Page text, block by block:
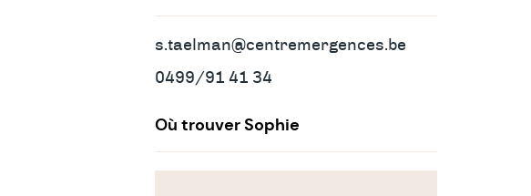
s.taelman@centremergences.be
0499/91 41 34
Où trouver Sophie